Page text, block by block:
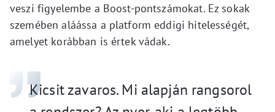
veszi figyelembe a Boost-pontszámokat. Ez sokak
szemében aláássa a platform eddigi hitelességét,
amelyet korábban is értek vádak.
Kicsit zavaros. Mi alapján rangsorol